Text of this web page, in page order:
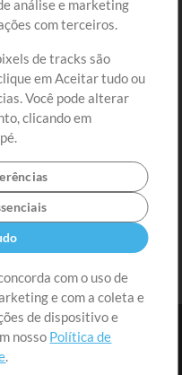
carrinho
análise e marketing
com terceiros.
de tracks são
em Aceitar tudo ou
Você pode alterar
clicando em
com o uso de
e com a coleta e
de dispositivo e
nosso Política de
.